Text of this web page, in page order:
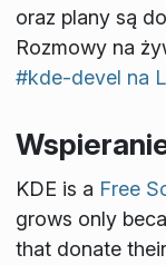
oraz plany są
Rozmowy na
#kde-devel na
KDE is a Free
grows only
that donate